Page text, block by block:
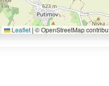
Leaflet | © OpenStreetMap